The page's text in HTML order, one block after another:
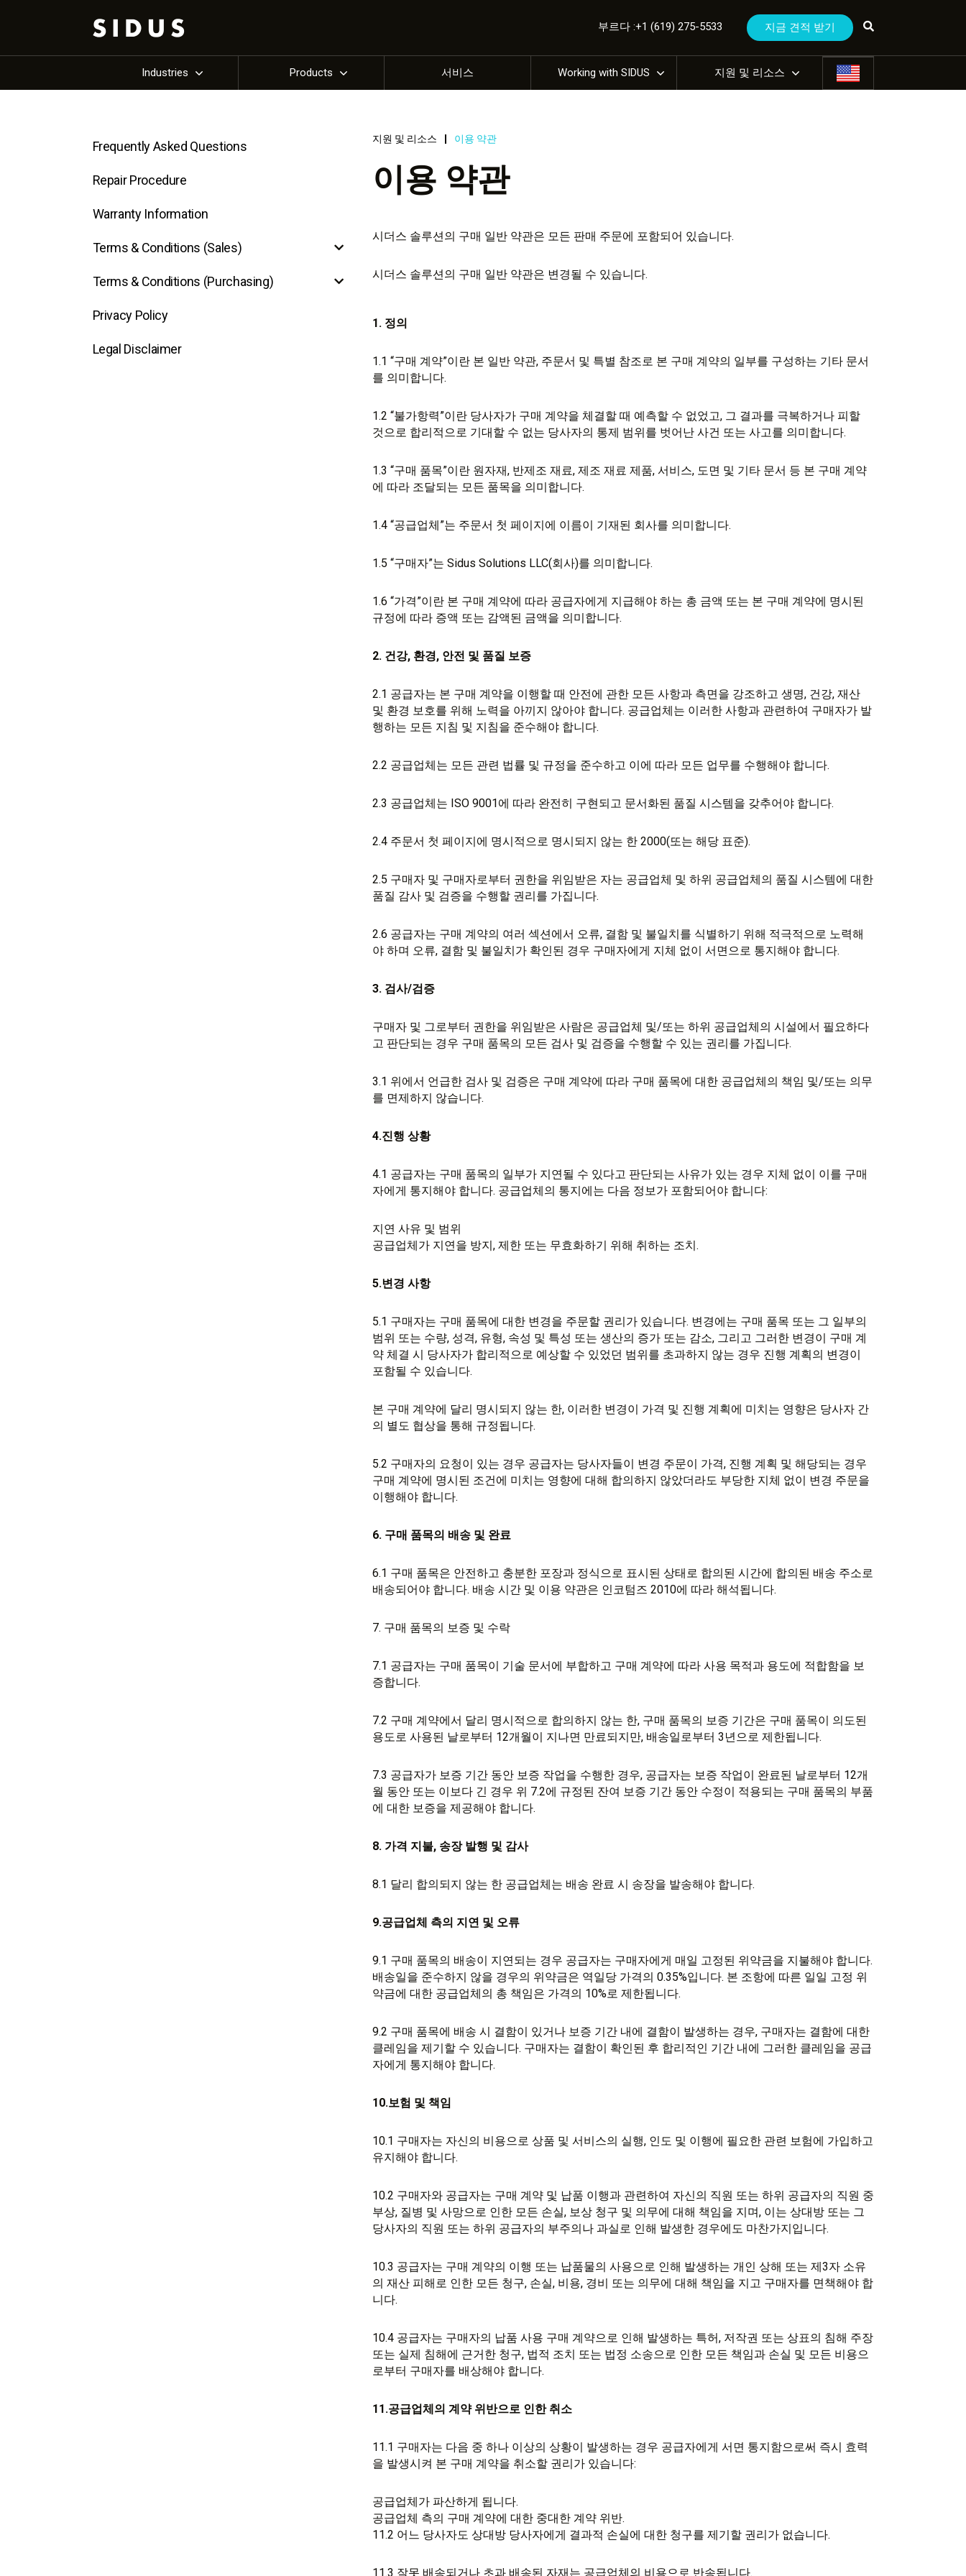
부르다 :+1 (619) 275-5533 지금 견적 받기
Industries Products 서비스 Working with SIDUS 지원 및 리소스
Frequently Asked Questions
Repair Procedure
Warranty Information
Terms & Conditions (Sales)
Terms & Conditions (Purchasing)
Privacy Policy
Legal Disclaimer
지원 및 리소스 이용 약관
이용 약관
시더스 솔루션의 구매 일반 약관은 모든 판매 주문에 포함되어 있습니다.
시더스 솔루션의 구매 일반 약관은 변경될 수 있습니다.
1. 정의
1.1 “구매 계약”이란 본 일반 약관, 주문서 및 특별 참조로 본 구매 계약의 일부를 구성하는 기타 문서
를 의미합니다.
1.2 “불가항력”이란 당사자가 구매 계약을 체결할 때 예측할 수 없었고, 그 결과를 극복하거나 피할
것으로 합리적으로 기대할 수 없는 당사자의 통제 범위를 벗어난 사건 또는 사고를 의미합니다.
1.3 “구매 품목”이란 원자재, 반제조 재료, 제조 재료 제품, 서비스, 도면 및 기타 문서 등 본 구매 계약
에 따라 조달되는 모든 품목을 의미합니다.
1.4 “공급업체”는 주문서 첫 페이지에 이름이 기재된 회사를 의미합니다.
1.5 “구매자”는 Sidus Solutions LLC(회사)를 의미합니다.
1.6 “가격”이란 본 구매 계약에 따라 공급자에게 지급해야 하는 총 금액 또는 본 구매 계약에 명시된
규정에 따라 증액 또는 감액된 금액을 의미합니다.
2. 건강, 환경, 안전 및 품질 보증
2.1 공급자는 본 구매 계약을 이행할 때 안전에 관한 모든 사항과 측면을 강조하고 생명, 건강, 재산
및 환경 보호를 위해 노력을 아끼지 않아야 합니다. 공급업체는 이러한 사항과 관련하여 구매자가 발
행하는 모든 지침 및 지침을 준수해야 합니다.
2.2 공급업체는 모든 관련 법률 및 규정을 준수하고 이에 따라 모든 업무를 수행해야 합니다.
2.3 공급업체는 ISO 9001에 따라 완전히 구현되고 문서화된 품질 시스템을 갖추어야 합니다.
2.4 주문서 첫 페이지에 명시적으로 명시되지 않는 한 2000(또는 해당 표준).
2.5 구매자 및 구매자로부터 권한을 위임받은 자는 공급업체 및 하위 공급업체의 품질 시스템에 대한
품질 감사 및 검증을 수행할 권리를 가집니다.
2.6 공급자는 구매 계약의 여러 섹션에서 오류, 결함 및 불일치를 식별하기 위해 적극적으로 노력해
야 하며 오류, 결함 및 불일치가 확인된 경우 구매자에게 지체 없이 서면으로 통지해야 합니다.
3. 검사/검증
구매자 및 그로부터 권한을 위임받은 사람은 공급업체 및/또는 하위 공급업체의 시설에서 필요하다
고 판단되는 경우 구매 품목의 모든 검사 및 검증을 수행할 수 있는 권리를 가집니다.
3.1 위에서 언급한 검사 및 검증은 구매 계약에 따라 구매 품목에 대한 공급업체의 책임 및/또는 의무
를 면제하지 않습니다.
4.진행 상황
4.1 공급자는 구매 품목의 일부가 지연될 수 있다고 판단되는 사유가 있는 경우 지체 없이 이를 구매
자에게 통지해야 합니다. 공급업체의 통지에는 다음 정보가 포함되어야 합니다:
지연 사유 및 범위
공급업체가 지연을 방지, 제한 또는 무효화하기 위해 취하는 조치.
5.변경 사항
5.1 구매자는 구매 품목에 대한 변경을 주문할 권리가 있습니다. 변경에는 구매 품목 또는 그 일부의
범위 또는 수량, 성격, 유형, 속성 및 특성 또는 생산의 증가 또는 감소, 그리고 그러한 변경이 구매 계
약 체결 시 당사자가 합리적으로 예상할 수 있었던 범위를 초과하지 않는 경우 진행 계획의 변경이
포함될 수 있습니다.
본 구매 계약에 달리 명시되지 않는 한, 이러한 변경이 가격 및 진행 계획에 미치는 영향은 당사자 간
의 별도 협상을 통해 규정됩니다.
5.2 구매자의 요청이 있는 경우 공급자는 당사자들이 변경 주문이 가격, 진행 계획 및 해당되는 경우
구매 계약에 명시된 조건에 미치는 영향에 대해 합의하지 않았더라도 부당한 지체 없이 변경 주문을
이행해야 합니다.
6. 구매 품목의 배송 및 완료
6.1 구매 품목은 안전하고 충분한 포장과 정식으로 표시된 상태로 합의된 시간에 합의된 배송 주소로
배송되어야 합니다. 배송 시간 및 이용 약관은 인코텀즈 2010에 따라 해석됩니다.
7. 구매 품목의 보증 및 수락
7.1 공급자는 구매 품목이 기술 문서에 부합하고 구매 계약에 따라 사용 목적과 용도에 적합함을 보
증합니다.
7.2 구매 계약에서 달리 명시적으로 합의하지 않는 한, 구매 품목의 보증 기간은 구매 품목이 의도된
용도로 사용된 날로부터 12개월이 지나면 만료되지만, 배송일로부터 3년으로 제한됩니다.
7.3 공급자가 보증 기간 동안 보증 작업을 수행한 경우, 공급자는 보증 작업이 완료된 날로부터 12개
월 동안 또는 이보다 긴 경우 위 7.2에 규정된 잔여 보증 기간 동안 수정이 적용되는 구매 품목의 부품
에 대한 보증을 제공해야 합니다.
8. 가격 지불, 송장 발행 및 감사
8.1 달리 합의되지 않는 한 공급업체는 배송 완료 시 송장을 발송해야 합니다.
9.공급업체 측의 지연 및 오류
9.1 구매 품목의 배송이 지연되는 경우 공급자는 구매자에게 매일 고정된 위약금을 지불해야 합니다.
배송일을 준수하지 않을 경우의 위약금은 역일당 가격의 0.35%입니다. 본 조항에 따른 일일 고정 위
약금에 대한 공급업체의 총 책임은 가격의 10%로 제한됩니다.
9.2 구매 품목에 배송 시 결함이 있거나 보증 기간 내에 결함이 발생하는 경우, 구매자는 결함에 대한
클레임을 제기할 수 있습니다. 구매자는 결함이 확인된 후 합리적인 기간 내에 그러한 클레임을 공급
자에게 통지해야 합니다.
10.보험 및 책임
10.1 구매자는 자신의 비용으로 상품 및 서비스의 실행, 인도 및 이행에 필요한 관련 보험에 가입하고
유지해야 합니다.
10.2 구매자와 공급자는 구매 계약 및 납품 이행과 관련하여 자신의 직원 또는 하위 공급자의 직원 중
부상, 질병 및 사망으로 인한 모든 손실, 보상 청구 및 의무에 대해 책임을 지며, 이는 상대방 또는 그
당사자의 직원 또는 하위 공급자의 부주의나 과실로 인해 발생한 경우에도 마찬가지입니다.
10.3 공급자는 구매 계약의 이행 또는 납품물의 사용으로 인해 발생하는 개인 상해 또는 제3자 소유
의 재산 피해로 인한 모든 청구, 손실, 비용, 경비 또는 의무에 대해 책임을 지고 구매자를 면책해야 합
니다.
10.4 공급자는 구매자의 납품 사용 구매 계약으로 인해 발생하는 특허, 저작권 또는 상표의 침해 주장
또는 실제 침해에 근거한 청구, 법적 조치 또는 법정 소송으로 인한 모든 책임과 손실 및 모든 비용으
로부터 구매자를 배상해야 합니다.
11.공급업체의 계약 위반으로 인한 취소
11.1 구매자는 다음 중 하나 이상의 상황이 발생하는 경우 공급자에게 서면 통지함으로써 즉시 효력
을 발생시켜 본 구매 계약을 취소할 권리가 있습니다:
공급업체가 파산하게 됩니다.
공급업체 측의 구매 계약에 대한 중대한 계약 위반.
11.2 어느 당사자도 상대방 당사자에게 결과적 손실에 대한 청구를 제기할 권리가 없습니다.
11.3 잘못 배송되거나 초과 배송된 자재는 공급업체의 비용으로 반송됩니다.